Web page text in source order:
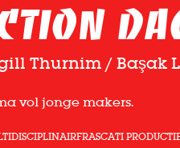
Thurnim / Başak
vol jonge makers.
FRASCATI